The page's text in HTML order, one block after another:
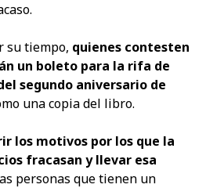
su tiempo, quienes contesten
un boleto para la rifa de
segundo aniversario de
una copia del libro.
los motivos por los que la
fracasan y llevar esa
personas que tienen un